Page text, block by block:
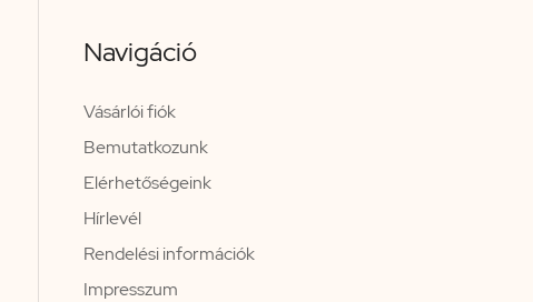
Navigáció
Vásárlói fiók
Bemutatkozunk
Elérhetőségeink
Hírlevél
Rendelési információk
Impresszum